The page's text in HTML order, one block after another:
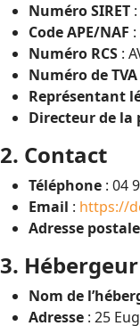
Numéro SIRET
Code APE/NAF
Numéro RCS :
Numéro de
Représentant
Directeur de
2. Contact
Téléphone : 04
Email : https://
Adresse postale
3.
Nom de
Adresse : 25